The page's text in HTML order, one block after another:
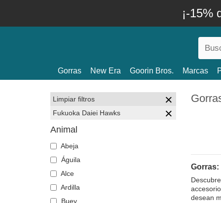
¡-15%
Gorras New Era Goorin Bros. Marcas
Limpiar filtros
Fukuoka Daiei Hawks
Animal
Abeja
Águila
Alce
Ardilla
Buey
Gorras:
desean